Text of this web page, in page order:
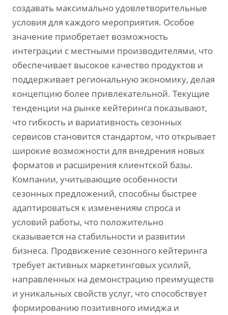
создавать максимально удовлетворительные
условия для каждого мероприятия. Особое
значение приобретает возможность
интеграции с местными производителями‚ что
обеспечивает высокое качество продуктов и
поддерживает региональную экономику‚ делая
концепцию более привлекательной. Текущие
тенденции на рынке кейтеринга показывают‚
что гибкость и вариативность сезонных
сервисов становится стандартом‚ что открывает
широкие возможности для внедрения новых
форматов и расширения клиентской базы.
Компании‚ учитывающие особенности
сезонных предложений‚ способны быстрее
адаптироваться к изменениям спроса и
условий работы‚ что положительно
сказывается на стабильности и развитии
бизнеса. Продвижение сезонного кейтеринга
требует активных маркетинговых усилий‚
направленных на демонстрацию преимуществ
и уникальных свойств услуг‚ что способствует
формированию позитивного имиджа и